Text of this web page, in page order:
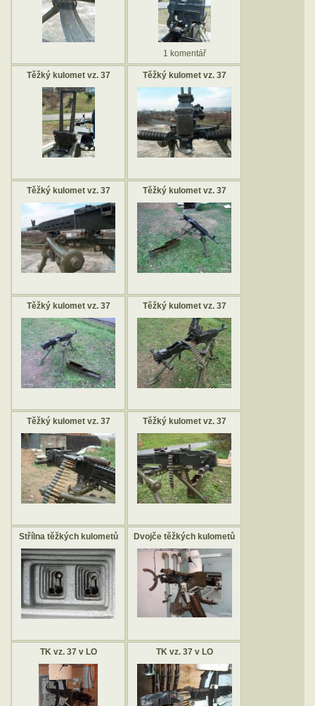
1 komentář
Těžký kulomet vz. 37 Těžký kulomet vz. 37
Těžký kulomet vz. 37 Těžký kulomet vz. 37
Těžký kulomet vz. 37 Těžký kulomet vz. 37
Těžký kulomet vz. 37 Těžký kulomet vz. 37
Střílna těžkých kulometů Dvojče těžkých kulometů
TK vz. 37 v LO TK vz. 37 v LO